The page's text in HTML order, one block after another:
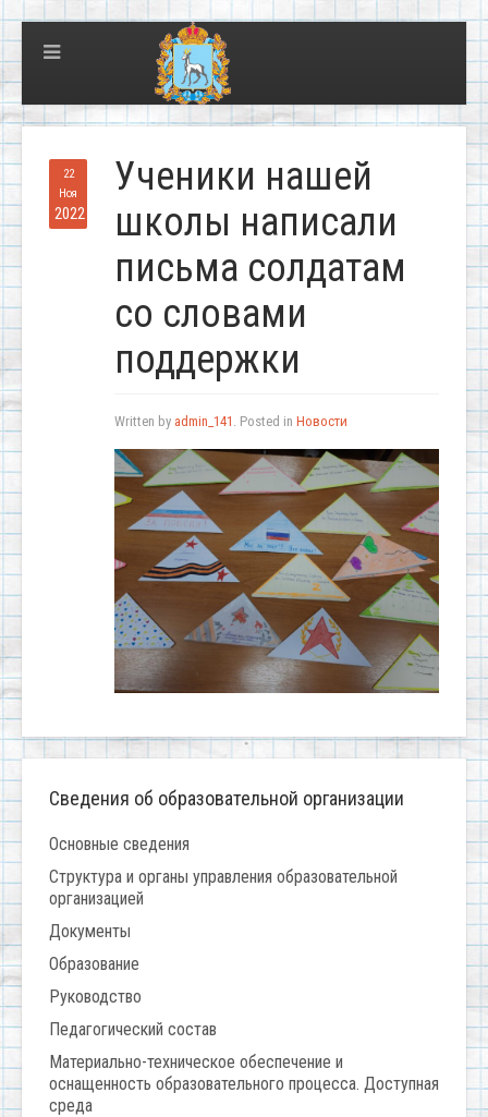
22
Ноя
2022
Ученики нашей
школы написали
письма солдатам
со словами
поддержки
Written by admin_141 . Posted in Новости
Сведения об образовательной организации
Основные сведения
Структура и органы управления образовательной
организацией
Документы
Образование
Руководство
Педагогический состав
Материально-техническое обеспечение и
оснащенность образовательного процесса. Доступная
среда